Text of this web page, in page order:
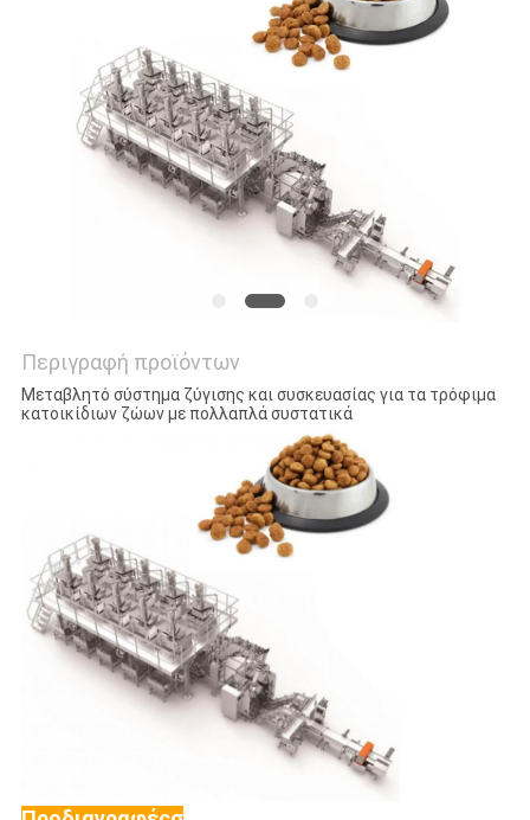
SITEMAP
ΠΟΛΙΤΙΚΉ
ΑΠΟΡΡΉΤΟΥ
Περιγραφή προϊόντων
Μεταβλητό σύστημα ζύγισης και συσκευασίας για τα τρόφιμα
κατοικίδιων ζώων με πολλαπλά συστατικά